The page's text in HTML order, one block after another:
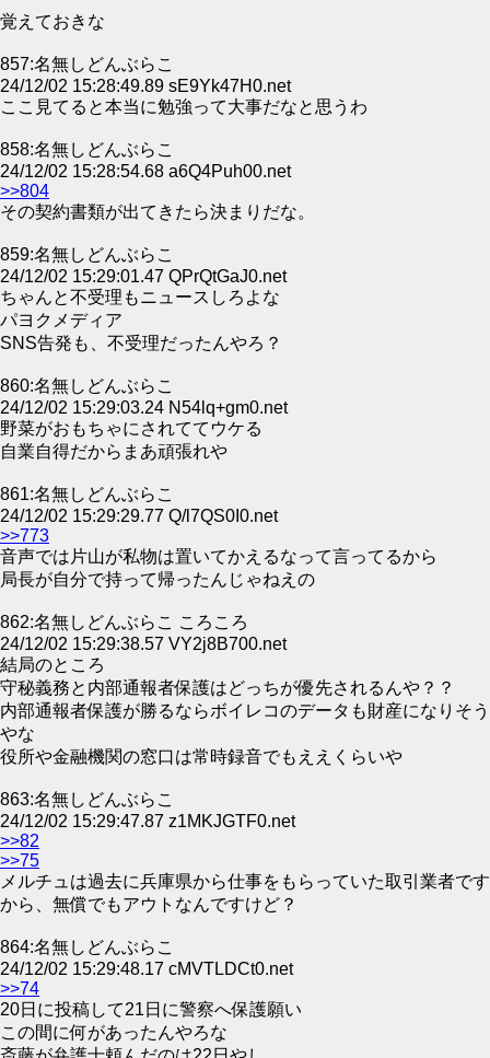
覚えておきな
857:名無しどんぶらこ
24/12/02 15:28:49.89 sE9Yk47H0.net
ここ見てると本当に勉強って大事だなと思うわ
858:名無しどんぶらこ
24/12/02 15:28:54.68 a6Q4Puh00.net
>>804
その契約書類が出てきたら決まりだな。
859:名無しどんぶらこ
24/12/02 15:29:01.47 QPrQtGaJ0.net
ちゃんと不受理もニュースしろよな
パヨクメディア
SNS告発も、不受理だったんやろ？
860:名無しどんぶらこ
24/12/02 15:29:03.24 N54lq+gm0.net
野菜がおもちゃにされててウケる
自業自得だからまあ頑張れや
861:名無しどんぶらこ
24/12/02 15:29:29.77 Q/l7QS0I0.net
>>773
音声では片山が私物は置いてかえるなって言ってるから
局長が自分で持って帰ったんじゃねえの
862:名無しどんぶらこ ころころ
24/12/02 15:29:38.57 VY2j8B700.net
結局のところ
守秘義務と内部通報者保護はどっちが優先されるんや？？
内部通報者保護が勝るならボイレコのデータも財産になりそう
やな
役所や金融機関の窓口は常時録音でもええくらいや
863:名無しどんぶらこ
24/12/02 15:29:47.87 z1MKJGTF0.net
>>82
>>75
メルチュは過去に兵庫県から仕事をもらっていた取引業者です
から、無償でもアウトなんですけど？
864:名無しどんぶらこ
24/12/02 15:29:48.17 cMVTLDCt0.net
>>74
20日に投稿して21日に警察へ保護願い
この間に何があったんやろな